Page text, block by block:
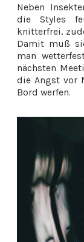
Neben
die Styles
knitterfrei,
Damit muß
man
nächsten
die Angst vor
Bord werfen.